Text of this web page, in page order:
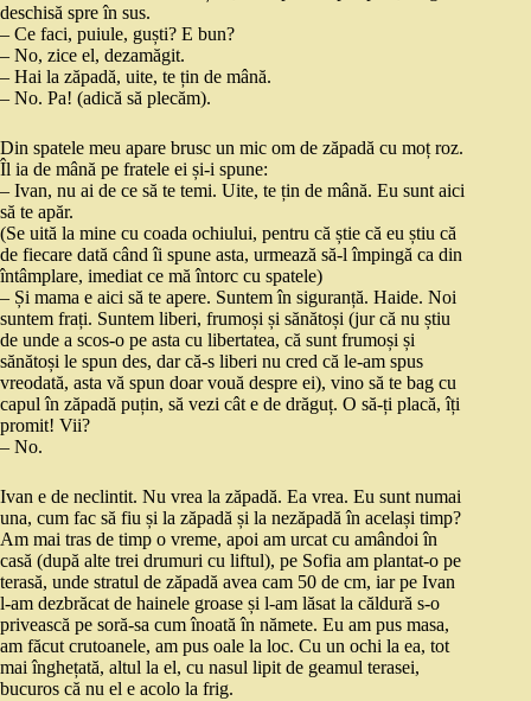
deschisă spre în sus.
– Ce faci, puiule, guști? E bun?
– No, zice el, dezamăgit.
– Hai la zăpadă, uite, te țin de mână.
– No. Pa! (adică să plecăm).
Din spatele meu apare brusc un mic om de zăpadă cu moț roz.
Îl ia de mână pe fratele ei și-i spune:
– Ivan, nu ai de ce să te temi. Uite, te țin de mână. Eu sunt aici
să te apăr.
(Se uită la mine cu coada ochiului, pentru că știe că eu știu că
de fiecare dată când îi spune asta, urmează să-l împingă ca din
întâmplare, imediat ce mă întorc cu spatele)
– Și mama e aici să te apere. Suntem în siguranță. Haide. Noi
suntem frați. Suntem liberi, frumoși și sănătoși (jur că nu știu
de unde a scos-o pe asta cu libertatea, că sunt frumoși și
sănătoși le spun des, dar că-s liberi nu cred că le-am spus
vreodată, asta vă spun doar vouă despre ei), vino să te bag cu
capul în zăpadă puțin, să vezi cât e de drăguț. O să-ți placă, îți
promit! Vii?
– No.
Ivan e de neclintit. Nu vrea la zăpadă. Ea vrea. Eu sunt numai
una, cum fac să fiu și la zăpadă și la nezăpadă în același timp?
Am mai tras de timp o vreme, apoi am urcat cu amândoi în
casă (după alte trei drumuri cu liftul), pe Sofia am plantat-o pe
terasă, unde stratul de zăpadă avea cam 50 de cm, iar pe Ivan
l-am dezbrăcat de hainele groase și l-am lăsat la căldură s-o
privească pe soră-sa cum înoată în nămete. Eu am pus masa,
am făcut crutoanele, am pus oale la loc. Cu un ochi la ea, tot
mai înghețată, altul la el, cu nasul lipit de geamul terasei,
bucuros că nu el e acolo la frig.